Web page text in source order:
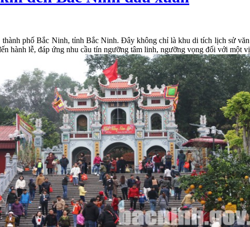
phố Bắc Ninh, tỉnh Bắc Ninh. Đây không chỉ là khu di tích lịch sử
hành lễ, đáp ứng nhu cầu tín ngưỡng tâm linh, ngưỡng vọng đối với một